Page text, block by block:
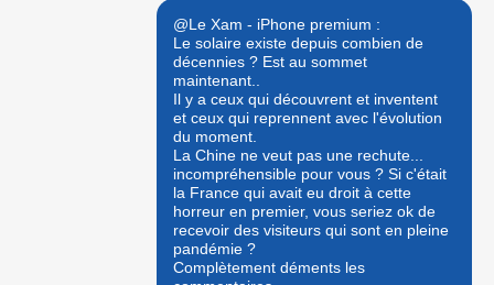
@Le Xam - iPhone premium :
Le solaire existe depuis combien de
décennies ? Est au sommet
maintenant..
Il y a ceux qui découvrent et inventent
et ceux qui reprennent avec l'évolution
du moment.
La Chine ne veut pas une rechute...
incompréhensible pour vous ? Si c'était
la France qui avait eu droit à cette
horreur en premier, vous seriez ok de
recevoir des visiteurs qui sont en pleine
pandémie ?
Complètement déments les